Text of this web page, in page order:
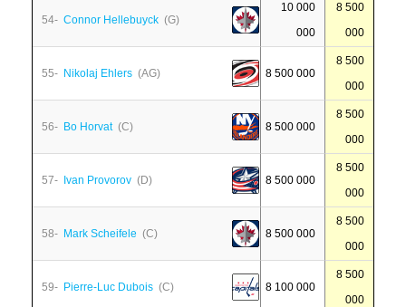
54- Connor Hellebuyck (G)
10 000
000
8 500
000
55- Nikolaj Ehlers (AG) 8 500 000
8 500
000
56- Bo Horvat(C) 8 500 000
8 500
000
57- Ivan Provorov (D) 8 500 000
8 500
000
58- Mark Scheifele (C) 8 500 000
8 500
000
59- Pierre-Luc Dubois (C) 8 100 000
8 500
000